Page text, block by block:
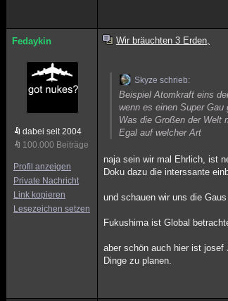
Fedaykin
dabei seit 2004
100.000 Beiträge
Profil anzeigen
Private Nachricht
Link kopieren
Lesezeichen setzen
Wir bräuchten 3 Erden,
Skyze schrieb:
Beispiel Atomkraft eins
wenn es einen Super Gau
Was die Großen der Welt
Egal auf welcher Art
naja sein wir mal Ehrlich, ist
Doku dazu die interssante
und schauen wir uns die
Fukushima ist Global
aber schön auch hier ist josef
Dinge zu planen.